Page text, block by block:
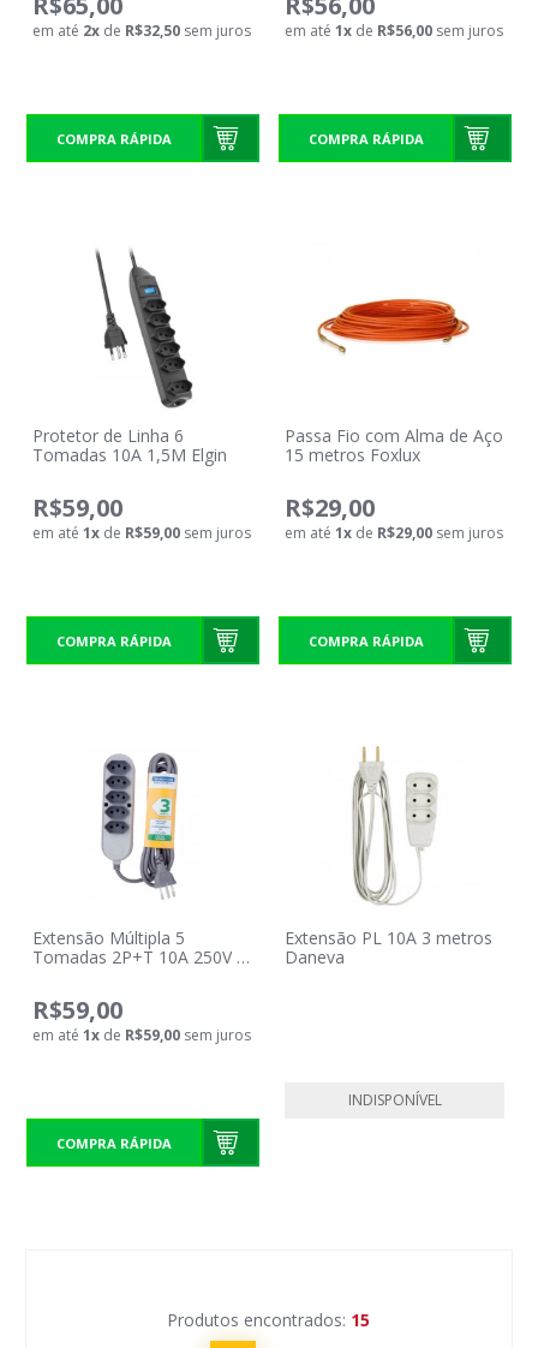
em até 2x de R$32,50 sem juros
COMPRA RÁPIDA
em até1x de R$56,00 sem juros
COMPRA RÁPIDA
Protetor de Linha 6
Tomadas 10A 1,5M Elgin
R$59,00
em até1x de R$59,00 sem juros
COMPRA RÁPIDA
Passa Fio com Alma de Aço
15 metros Foxlux
R$29,00
em até1x de R$29,00 sem juros
COMPRA RÁPIDA
Extensão Múltipla 5
Tomadas 2P+T 10A 250V 3
R$59,00
em até1x de R$59,00 sem juros
COMPRA RÁPIDA
Extensão PL 10A 3 metros
Daneva
INDISPONÍVEL
Produtos encontrados: 15